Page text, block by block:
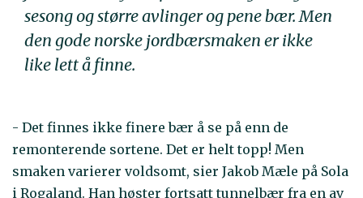
sesong og større avlinger og pene bær. Men
den gode norske jordbærsmaken er ikke
like lett å finne.
- Det finnes ikke finere bær å se på enn de
remonterende sortene. Det er helt topp! Men
smaken varierer voldsomt, sier Jakob Mæle på Sola
i Rogaland. Han høster fortsatt tunnelbær fra en av